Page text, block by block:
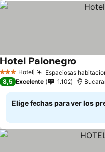
3 Estrellas
Hotel Espaciosas
Hotel Palonegro
8,5 Excelente 1.102
Elige fechas para ver los